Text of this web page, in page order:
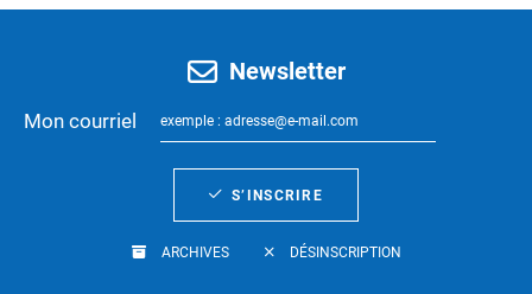
Newsletter
Mon courriel
S’INSCRIRE
ARCHIVES DÉSINSCRIPTION